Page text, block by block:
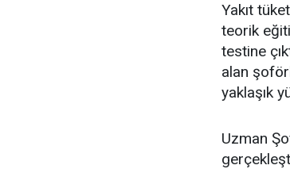
Yakıt
teorik
testine
alan
yaklaşık
Uzman